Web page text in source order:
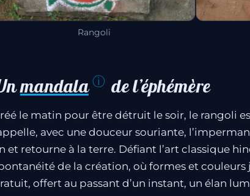
Rangoli
mandala de l’éphémère
le matin pour être détruit le soir, le rangoli
avec une douceur souriante,
et retourne à la terre. Défiant l’art classique
de la création, où formes et couleurs
offert au passant d’un instant, un élan